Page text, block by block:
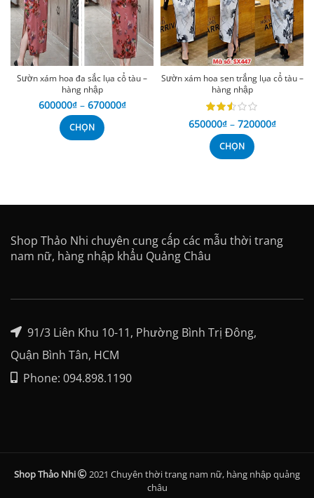
Sườn xám hoa đa sắc lụa cổ tàu –
hàng nhập
600000₫ – 670000₫
CHỌN
Sườn xám hoa sen trắng lụa cổ tàu –
hàng nhập
650000₫ – 720000₫
CHỌN
Shop Thảo Nhi chuyên cung cấp các mẫu thời trang
nam nữ, hàng nhập khẩu Quảng Châu
91/3 Liên Khu 10-11, Phường Bình Trị Đông,
Quận Bình Tân, HCM
Phone: 094.898.1190
Shop Thảo Nhi
2021 Chuyên thời trang nam nữ, hàng nhập quảng
châu